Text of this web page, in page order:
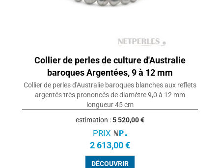
Collier de perles de culture d'Australie
baroques Argentées, 9 à 12 mm
Collier de perles d'Australie baroques blanches aux reflets
argentés très prononcés de diamètre 9,0 à 12 mm
longueur 45 cm
estimation :5 520,00 €
PRIX
2 613,00 €
DÉCOUVRIR